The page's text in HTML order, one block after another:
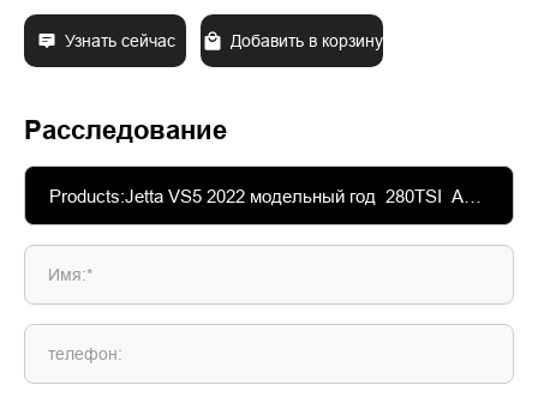
Узнать сейчас Добавить в корзину
Расследование
Имя:*
телефон: